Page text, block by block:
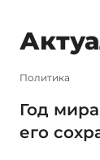
Политика
Год
его